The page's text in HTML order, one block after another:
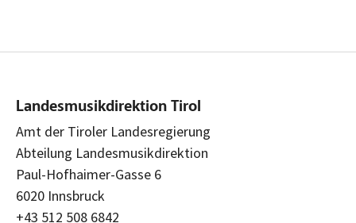
Landesmusikdirektion Tirol
Amt der Tiroler Landesregierung
Abteilung Landesmusikdirektion
Paul-Hofhaimer-Gasse 6
6020 Innsbruck
+43 512 508 6842